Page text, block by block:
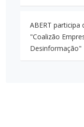
ABERT participa
"Coalizão
Desinformação"